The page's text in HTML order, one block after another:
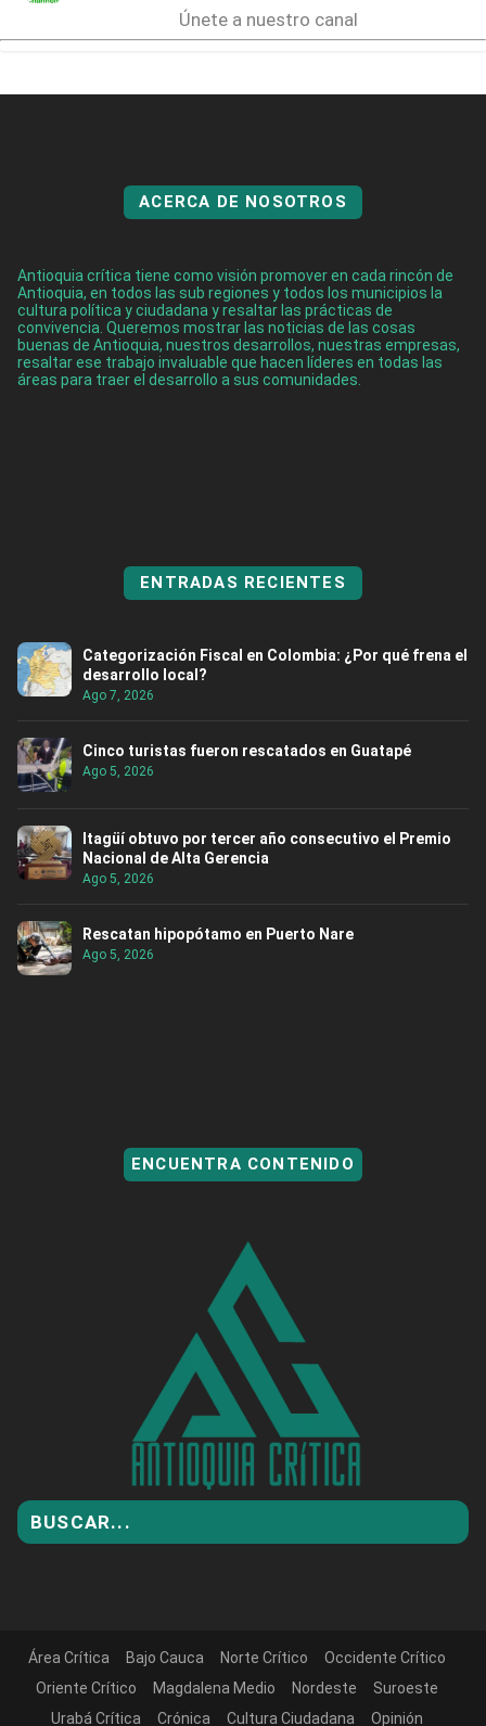
Únete a nuestro canal
ACERCA DE NOSOTROS
Antioquia crítica tiene como visión promover en cada rincón de
Antioquia, en todos las sub regiones y todos los municipios la
cultura política y ciudadana y resaltar las prácticas de
convivencia. Queremos mostrar las noticias de las cosas
buenas de Antioquia, nuestros desarrollos, nuestras empresas,
resaltar ese trabajo invaluable que hacen líderes en todas las
áreas para traer el desarrollo a sus comunidades.
ENTRADAS RECIENTES
Categorización Fiscal en Colombia: ¿Por qué frena el
desarrollo local?
Ago 7, 2026
Cinco turistas fueron rescatados en Guatapé
Ago 5, 2026
Itagüí obtuvo por tercer año consecutivo el Premio
Nacional de Alta Gerencia
Ago 5, 2026
Rescatan hipopótamo en Puerto Nare
Ago 5, 2026
ENCUENTRA CONTENIDO
Área Crítica Bajo Cauca Norte Crítico
Occidente Crítico
Oriente Crítico
Magdalena Medio Nordeste
Suroeste
Urabá Crítica
Crónica Cultura Ciudadana Opinión